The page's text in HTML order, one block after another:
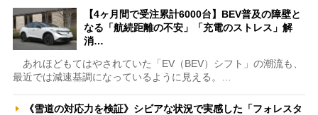
【4ヶ月間で受注累計6000台】BEV普及の障壁と
なる「航続距離の不安」「充電のストレス」解
消…
あれほどもてはやされていた「EV（BEV）シフト」の潮流も、
最近では減速基調になっているように見える。…
《雪道の対応力を検証》シビアな状況で実感した「フォレスタ